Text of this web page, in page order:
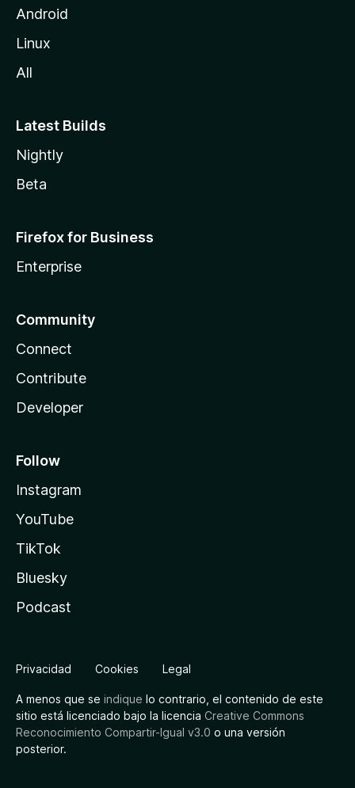
lAndroid
Linux
All
Latest Builds
Nightly
Beta
Firefox for Business
Enterprise
Community
Connect
Contribute
Developer
Follow
Instagram
YouTube
TikTok
Bluesky
Podcast
Privacidad Cookies Legal
A menos que se indique lo contrario, el contenido de este
sitio está licenciado bajo la licencia Creative Commons
Reconocimiento Compartir-Igual v3.0 o una versión
posterior.